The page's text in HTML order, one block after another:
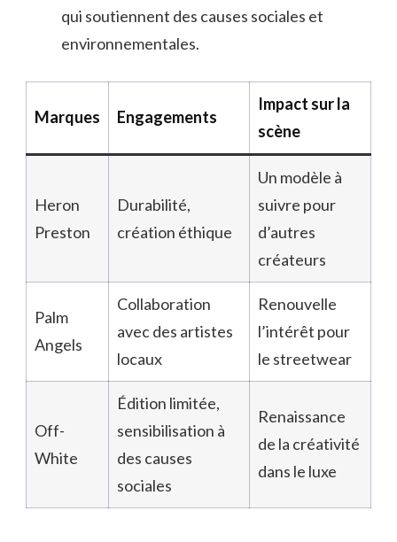
qui soutiennent des causes sociales et
environnementales.
Marques Engagements
Impact sur la
scène
Heron
Preston
Durabilité,
création éthique
Un modèle à
suivre pour
d’autres
créateurs
Palm
Angels
Collaboration
avec des artistes
locaux
Renouvelle
l’intérêt pour
le streetwear
Off-
White
Édition limitée,
sensibilisation à
des causes
sociales
Renaissance
de la créativité
dans le luxe